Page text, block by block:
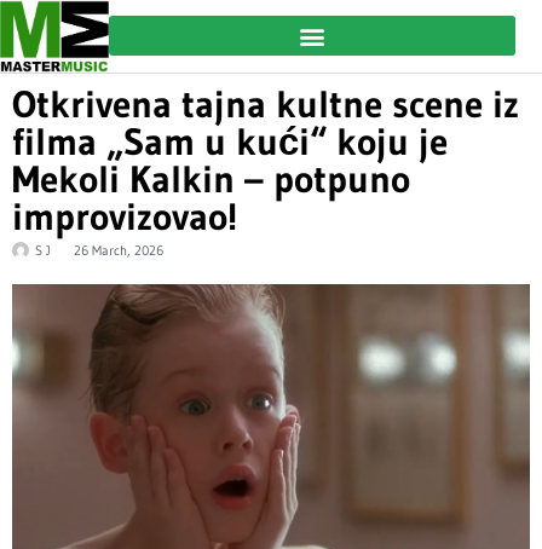
Otkrivena tajna kultne scene iz
filma „Sam u kući“ koju je
Mekoli Kalkin – potpuno
improvizovao!
S J 26 March, 2026